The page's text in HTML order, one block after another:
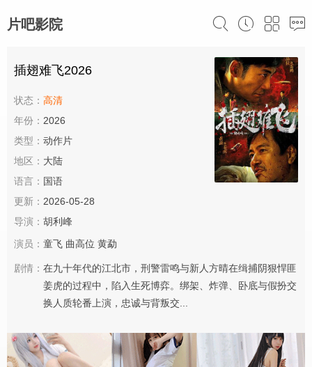
片吧影院
插翅难飞2026
状态： 高清
年份： 2026
类型： 动作片
地区： 大陆
语言： 国语
更新： 2026-05-28
导演： 胡利峰
演员： 童飞 曲高位 黄勐
剧情： 在九十年代的江北市，刑警雷鸣与新人方晴在缉捕阴狠悍匪
姜虎的过程中，陷入生死博弈。绑架、炸弹、卧底与假扮交
换人质轮番上演，忠诚与背叛交...